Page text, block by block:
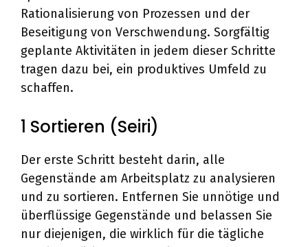
Rationalisierung von Prozessen und der
Beseitigung von Verschwendung. Sorgfältig
geplante Aktivitäten in jedem dieser Schritte
tragen dazu bei, ein produktives Umfeld zu
schaffen.
1 Sortieren (Seiri)
Der erste Schritt besteht darin, alle
Gegenstände am Arbeitsplatz zu analysieren
und zu sortieren. Entfernen Sie unnötige und
überflüssige Gegenstände und belassen Sie
nur diejenigen, die wirklich für die tägliche